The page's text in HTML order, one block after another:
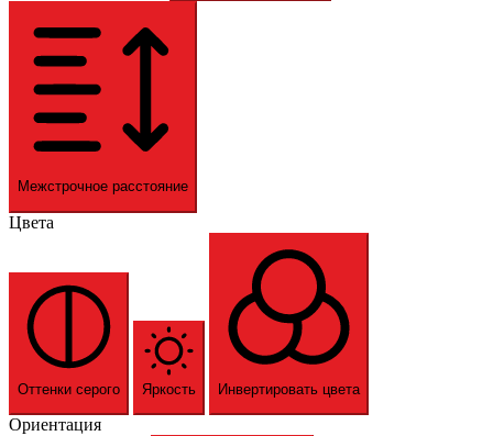
Межстрочное расстояние
Цвета
Оттенки серого Яркость Инвертировать цвета
Ориентация